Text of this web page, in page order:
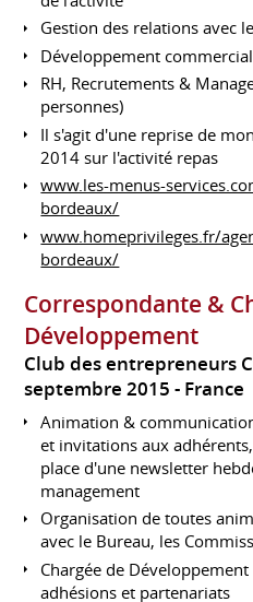
Gestion des relations avec
Développement commercial
RH, Recrutements &
personnes)
Il s'agit d'une reprise de
2014 sur l'activité repas
www.les-menus-
bordeaux/
www.homeprivileges.fr/
bordeaux/
Correspondante &
Développement
Club des entrepreneurs
septembre 2015 France
Animation &
et invitations aux
place d'une newsletter
management
Organisation de toutes
avec le Bureau, les
Chargée de
adhésions et partenariats